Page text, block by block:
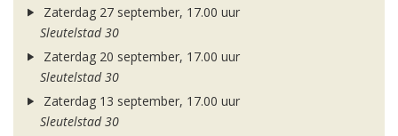
Zaterdag 27 september, 17.00 uur
Sleutelstad 30
Zaterdag 20 september, 17.00 uur
Sleutelstad 30
Zaterdag 13 september, 17.00 uur
Sleutelstad 30